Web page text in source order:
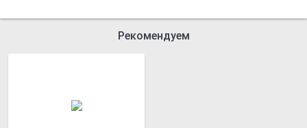
Рекомендуем